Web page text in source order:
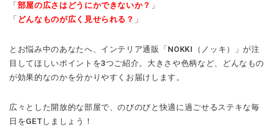
「 部屋の広さはどうにかできないか？ 」
「 どんなものが広く見せられる？ 」
とお悩み中のあなたへ、インテリア通販「NOKKI（ノッキ）」が注
目してほしいポイントを3つご紹介。大きさや色柄など、どんなもの
が効果的なのかを分かりやすくお届けします。
広々とした開放的な部屋で、のびのびと快適に過ごせるステキな毎
日をGETしましょう！